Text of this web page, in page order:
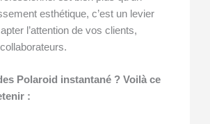
esthétique, c’est un levier
l’attention de vos clients,
Polaroid instantané ? Voilà ce
: